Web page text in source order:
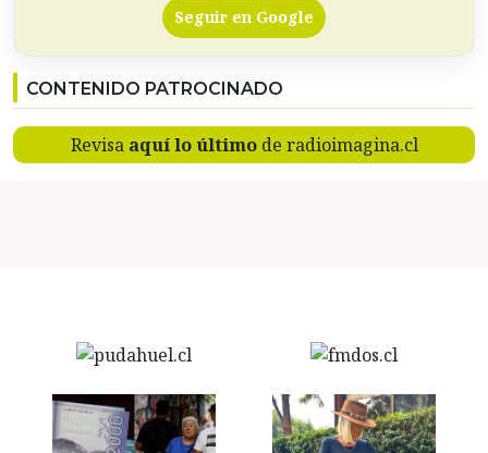
Seguir en Google
CONTENIDO PATROCINADO
Revisa aquí lo últimode radioimagina.cl